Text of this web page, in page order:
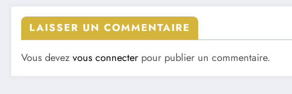
LAISSER UN COMMENTAIRE
Vous devez vous connecter pour publier un commentaire.